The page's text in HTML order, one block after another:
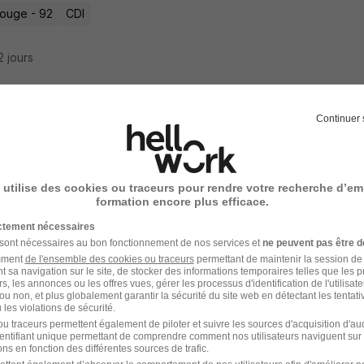
- 92 CDI
jours
Analyst H/F
jours
Analyst - Booking & Risk Non Linear
CIB
Continuer
utilise des cookies ou traceurs pour rendre votre recherche
formation encore plus efficace.
nécessaires
nécessaires au bon fonctionnement de nos services et ne peuvent pas être
de l'ensemble des cookies ou traceurspermettant de maintenir la session
sa navigation sur le site, de stocker des informations temporaires telles que les
les annonces ou les offres vues, gérer les processus d'identification de
non, et plus globalement garantir la sécurité du site web en détectant les
violations de sécurité.
traceurs permettent également de piloter et suivre les sources d'acquisition
unique permettant de comprendre comment nos utilisateurs naviguent sur
en fonction des différentes sources de trafic.